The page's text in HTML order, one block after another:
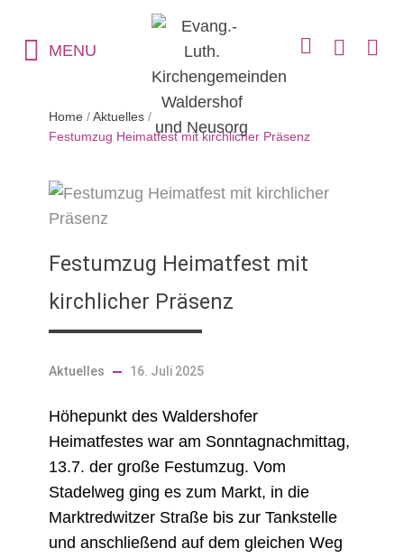
MENU
Home / Aktuelles /
Festumzug Heimatfest mit kirchlicher Präsenz
Festumzug Heimatfest mit
kirchlicher Präsenz
Aktuelles 16. Juli 2025
Höhepunkt des Waldershofer
Heimatfestes war am Sonntagnachmittag,
13.7. der große Festumzug. Vom
Stadelweg ging es zum Markt, in die
Marktredwitzer Straße bis zur Tankstelle
und anschließend auf dem gleichen Weg